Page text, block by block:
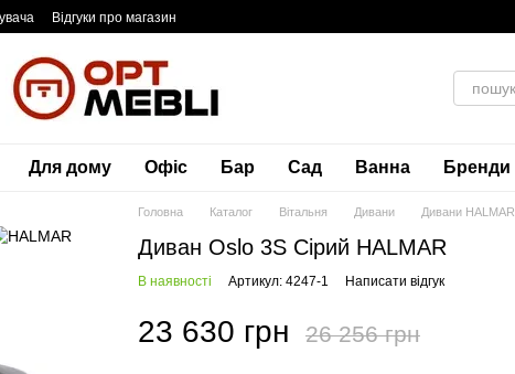
Відгуки про магазин
Для дому Офіс Бар Сад Ванна Бренди
Головна Каталог Вітальня Дивани Дивани HALMAR
Диван Oslo 3S Сірий HALMAR
В наявності Артикул: 4247-1 Написати відгук
23 630 грн 26 256 грн